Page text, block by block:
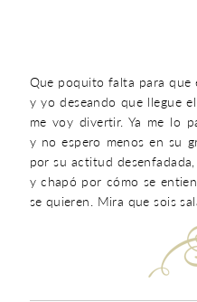
Que poquito falta para que
y yo deseando que llegue
me voy divertir. Ya me lo
y no espero menos en su
por su actitud
y chapó por cómo se
se quieren. Mira que sois